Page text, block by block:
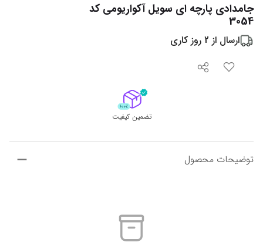
جامدادی پارچه ای سویل آکواریومی کد
3054
ارسال از 2 روز کاری
تضمین کیفیت
توضیحات محصول